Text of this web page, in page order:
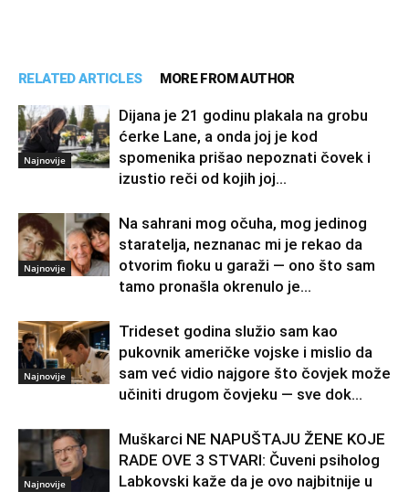
RELATED ARTICLES MORE FROM AUTHOR
Najnovije
Dijana je 21 godinu plakala na grobu
ćerke Lane, a onda joj je kod
spomenika prišao nepoznati čovek i
izustio reči od kojih joj...
Najnovije
Na sahrani mog očuha, mog jedinog
staratelja, neznanac mi je rekao da
otvorim fioku u garaži — ono što sam
tamo pronašla okrenulo je...
Najnovije
Trideset godina služio sam kao
pukovnik američke vojske i mislio da
sam već vidio najgore što čovjek može
učiniti drugom čovjeku — sve dok...
Najnovije
Muškarci NE NAPUŠTAJU ŽENE KOJE
RADE OVE 3 STVARI: Čuveni psiholog
Labkovski kaže da je ovo najbitnije u